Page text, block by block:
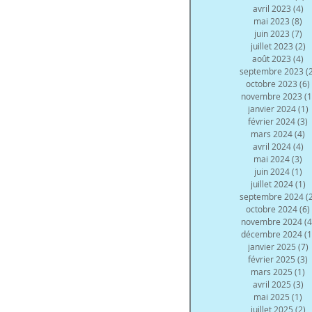
avril 2023 (4)
mai 2023 (8)
juin 2023 (7)
juillet 2023 (2)
août 2023 (4)
septembre 2023
octobre 2023 (6)
novembre 2023
janvier 2024 (1)
février 2024(3)
mars 2024(4)
avril 2024 (4)
mai 2024(3)
juin 2024 (1)
juillet 2024 (1)
septembre 2024
octobre 2024(6)
novembre 2024
décembre 2024
janvier 2025 (7)
février 2025 (3)
mars 2025 (1)
avril 2025 (3)
mai 2025 (1)
juillet 2025 (2)